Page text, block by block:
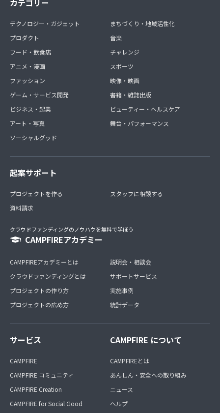
カテゴリー
テクノロジー・ガジェット
プロダクト
フード・飲食店
アニメ・漫画
ファッション
ゲーム・サービス開発
ビジネス・起業
アート・写真
ソーシャルグッド
まちづくり・地域活性化
音楽
チャレンジ
スポーツ
映像・映画
書籍・雑誌出版
ビューティー・ヘルスケア
舞台・パフォーマンス
起案サポート
プロジェクトを作る
資料請求
スタッフに相談する
クラウドファンディングのノウハウを無料で学ぼう
CAMPFIREアカデミー
CAMPFIREアカデミーとは
クラウドファンディングとは
プロジェクトの作り方
プロジェクトの広め方
説明会・相談会
サポートサービス
実施事例
統計データ
サービス
CAMPFIRE
CAMPFIRE コミュニティ
CAMPFIRE Creation
CAMPFIRE for Social Good
CAMPFIRE について
CAMPFIREとは
あんしん・安全への取り組み
ニュース
ヘルプ